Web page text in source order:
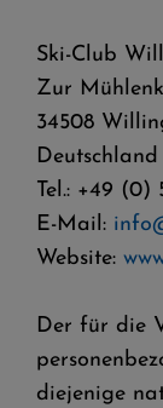
Ski-Club
Zur
34508
Deutschland
Tel.: +49
E-Mail:
Website:
Der für die
diejenige